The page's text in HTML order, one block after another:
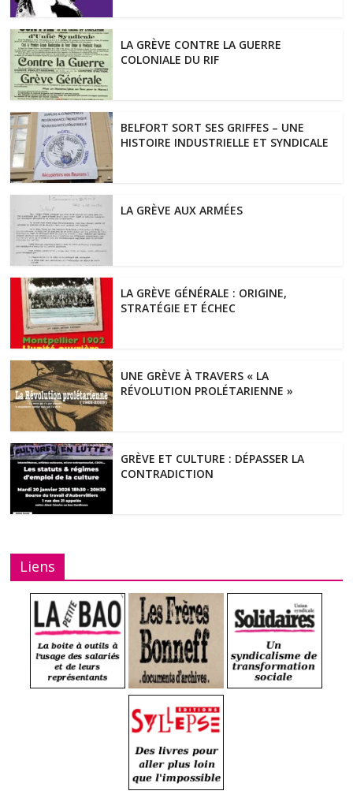
LA GRÈVE CONTRE LA GUERRE
COLONIALE DU RIF
BELFORT SORT SES GRIFFES – UNE
HISTOIRE INDUSTRIELLE ET SYNDICALE
LA GRÈVE AUX ARMÉES
LA GRÈVE GÉNÉRALE : ORIGINE,
STRATÉGIE ET ÉCHEC
UNE GRÈVE À TRAVERS « LA
RÉVOLUTION PROLÉTARIENNE »
GRÈVE ET CULTURE : DÉPASSER LA
CONTRADICTION
Liens